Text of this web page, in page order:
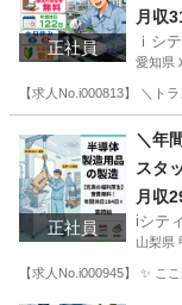
正社員
月収
ｉシ
愛知県
【求人No.i000813】 ＼ト
その
正社員
＼年
スタ
寮費
月収
iシテ
山梨県
【求人No.i000945】 ✨